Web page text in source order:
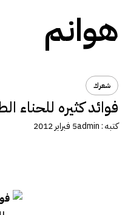
هوانم
شعرك
فوائد كثيره للحناء
كتبه :admin5 فبراير 2012